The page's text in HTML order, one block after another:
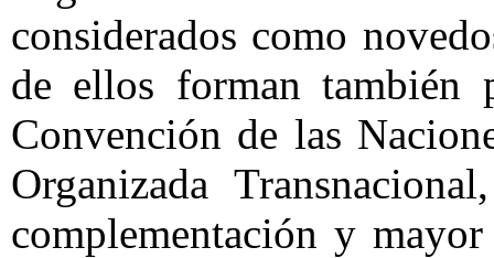
considerados como
de ellos forman también
Convención de las
Organizada
complementación y